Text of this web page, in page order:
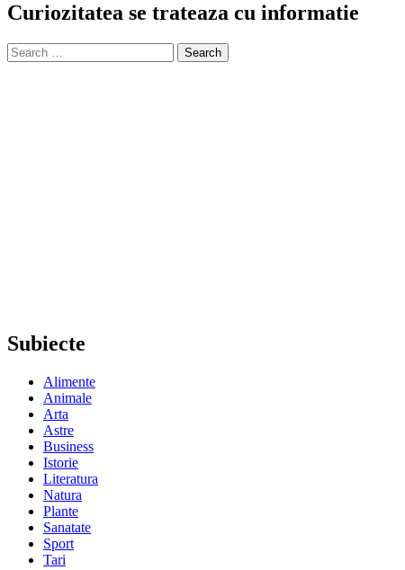
Curiozitatea se trateaza cu informatie
Search
for:
Subiecte
Alimente
Animale
Arta
Astre
Business
Istorie
Literatura
Natura
Plante
Sanatate
Sport
Tari